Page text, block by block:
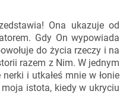
Ona ukazuje od
Gdy On wypowiada
do życia rzeczy i na
razem z Nim. W jednym
i utkałeś mnie w łonie
istota, kiedy w ukryciu